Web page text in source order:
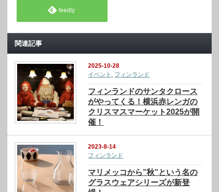
feedly
関連記事
2025-10-28
イベント , フィンランド
フィンランドのサンタクロース
がやってくる！横浜赤レンガの
クリスマスマーケット2025が開
催！
2023-8-14
フィンランド
マリメッコから”秋”という名の
グラスウェアシリーズが新登